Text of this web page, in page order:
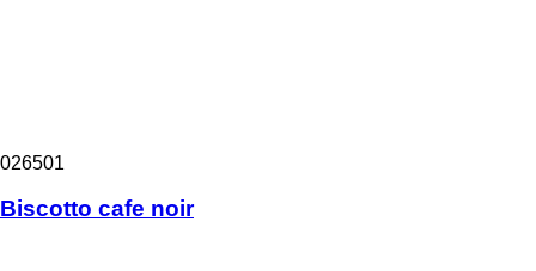
026501
Biscotto cafe noir